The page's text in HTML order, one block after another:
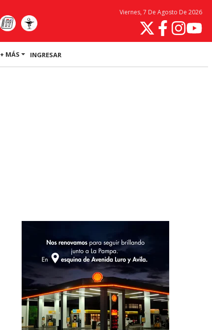
Viernes, 7 De Agosto De 2026
+ MÁS INGRESAR